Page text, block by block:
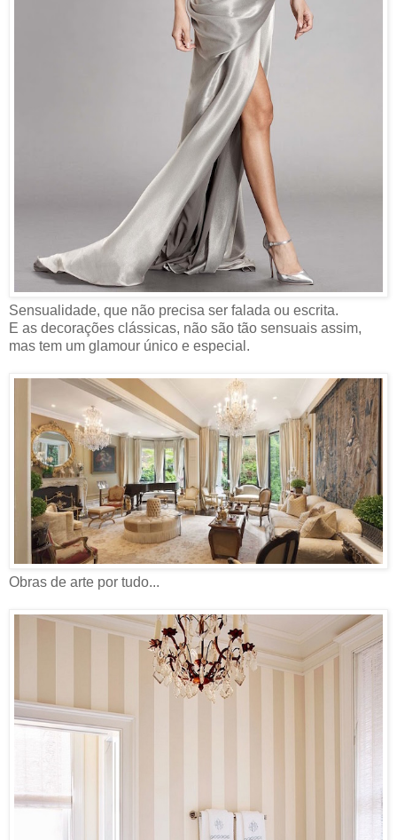
Sensualidade, que não precisa ser falada ou escrita.
E as decorações clássicas, não são tão sensuais assim,
mas tem um glamour único e especial.
Obras de arte por tudo...